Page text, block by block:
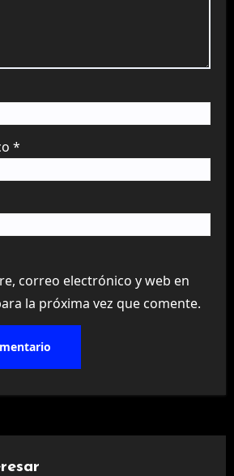
*
correo electrónico y web en
la próxima vez que comente.